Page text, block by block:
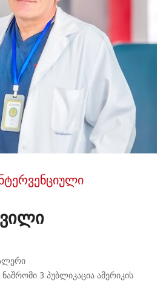
3 პუბლიკაცია ამერიკის